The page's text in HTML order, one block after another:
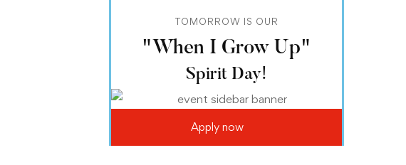
TOMORROW IS OUR
"When I Grow Up"
Spirit Day!
Apply now